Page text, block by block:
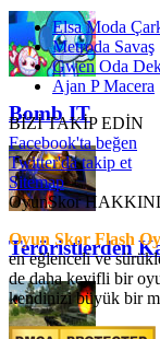
Bomb IT
Teröristlerden
Elsa Moda
Metroda Savaş
Gwen Oda
Ajan P Macera
BİZİ TAKİP EDİN
Facebook'ta beğen
Twitter'da takip et
Sitemap
OyunSkor
Oyun Skor Flash
en eğlenceli ve
de daha keyifli bir
kendinizi büyük bir